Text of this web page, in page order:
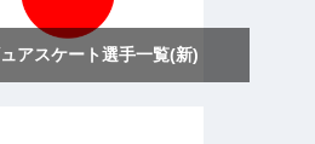
アスケート選手一覧(新)